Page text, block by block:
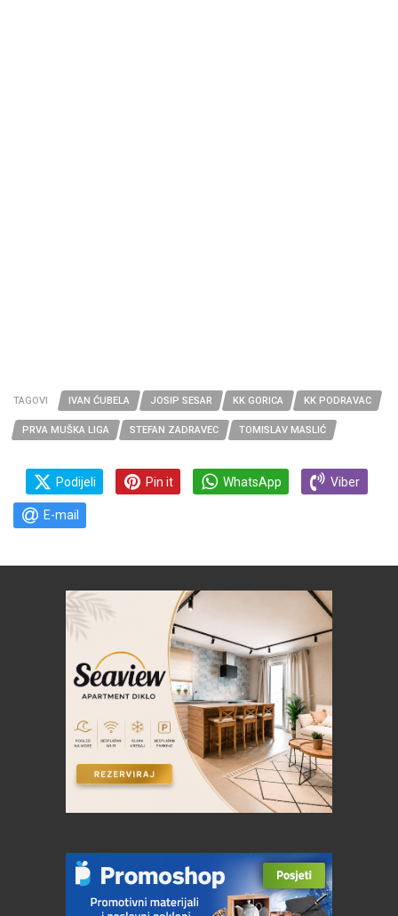
TAGOVI IVAN ĆUBELA JOSIP SESAR KK GORICA KK PODRAVAC
PRVA MUŠKA LIGA STEFAN ZADRAVEC TOMISLAV MASLIĆ
Podijeli Pin it WhatsApp Viber
E-mail